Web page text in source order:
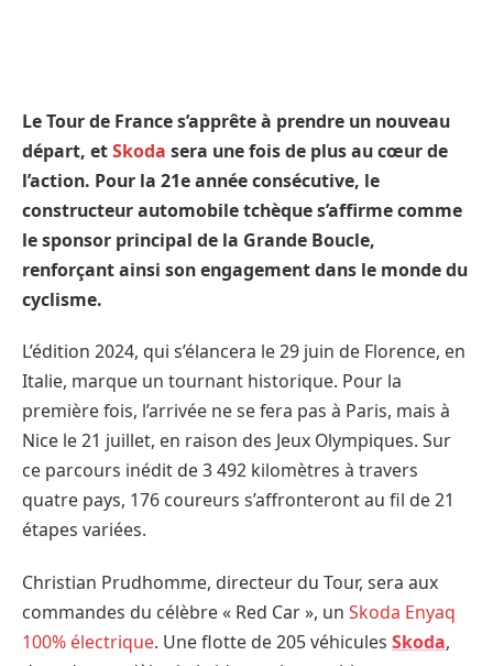
Le Tour de France s’apprête à prendre un nouveau
départ, etSkoda sera une fois de plus au cœur de
l’action. Pour la 21e année consécutive, le
constructeur automobile tchèque s’affirme comme
le sponsor principal de la Grande Boucle,
renforçant ainsi son engagement dans le monde du
cyclisme.
L’édition 2024, qui s’élancera le 29 juin de Florence, en
Italie, marque un tournant historique. Pour la
première fois, l’arrivée ne se fera pas à Paris, mais à
Nice le 21 juillet, en raison des Jeux Olympiques. Sur
ce parcours inédit de 3 492 kilomètres à travers
quatre pays, 176 coureurs s’affronteront au fil de 21
étapes variées.
Christian Prudhomme, directeur du Tour, sera aux
commandes du célèbre « Red Car », un Skoda Enyaq
100% électrique. Une flotte de 205 véhicules Skoda,